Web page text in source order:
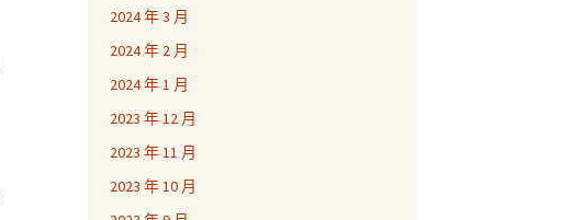
2024 年 3 月
2024 年 2 月
2024 年 1 月
2023 年 12 月
2023 年 11 月
2023 年 10 月